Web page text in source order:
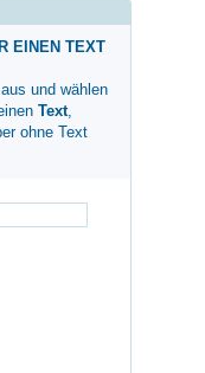
EINEN TEXT
und wählen
Text,
ohne Text